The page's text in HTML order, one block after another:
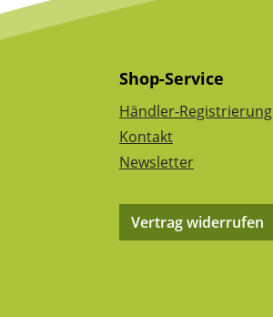
Shop-Service
Händler-Registrierung
Kontakt
Newsletter
Vertrag widerrufen